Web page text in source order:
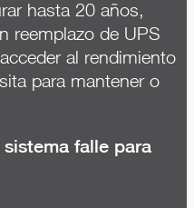
hasta 20 años,
reemplazo de UPS
al rendimiento
para mantener o
falle para